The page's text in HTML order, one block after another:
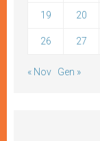
19 20
26 27
« Nov Gen »